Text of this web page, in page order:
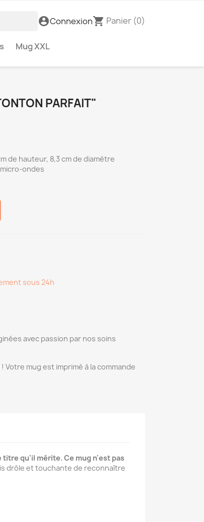
account_circleConnexionshopping_cart Panier (0)
Mug XXL
PARFAIT"
de hauteur, 8,3 cm de diamètre
ondes
sous 24h
avec passion par nos soins
Votre mug est imprimé à la commande
titre qu'il mérite. Ce mug n'est pas
drôle et touchante de reconnaître